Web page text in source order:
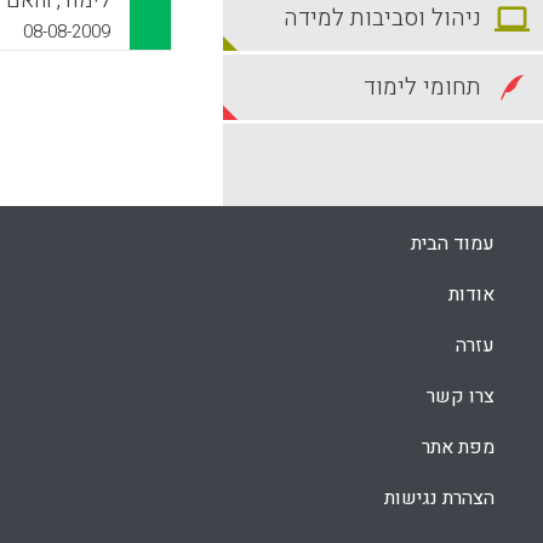
08-08-2009 ניהול וסביבות למידה
תחומי לימוד
עמוד הבית
אודות
עזרה
צרו קשר
מפת אתר
הצהרת נגישות